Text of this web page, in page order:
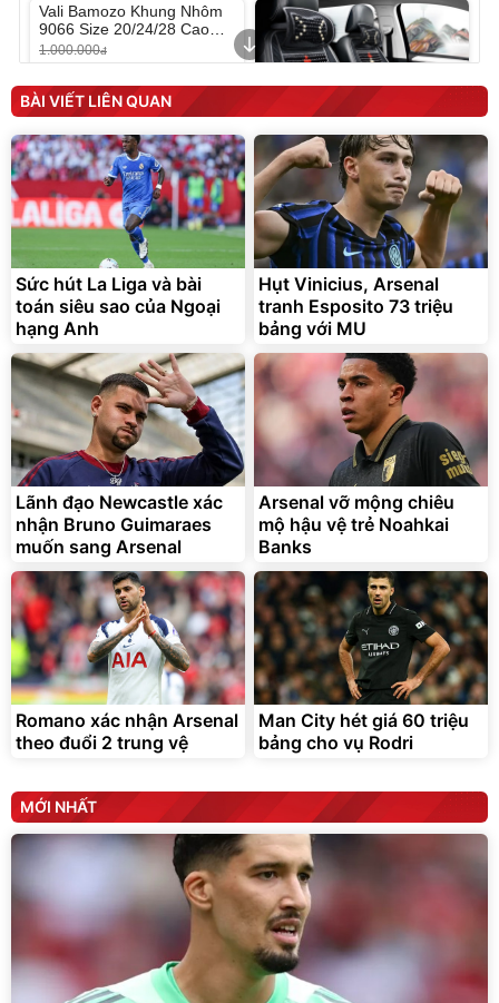
Vali Bamozo Khung Nhôm
9066 Size 20/24/28 Cao
Cấp
1.000.000đ
825.000
Flash Sale
Lót ghế ôtô, nâng lưng
chống nóng giúp thoải mái
trong di chuyển
295.000đ
Đã bán nhiều
BÀI VIẾT LIÊN QUAN
Sức hút La Liga và bài
toán siêu sao của Ngoại
hạng Anh
Hụt Vinicius, Arsenal
tranh Esposito 73 triệu
bảng với MU
Lãnh đạo Newcastle xác
nhận Bruno Guimaraes
muốn sang Arsenal
Arsenal vỡ mộng chiêu
mộ hậu vệ trẻ Noahkai
Banks
Romano xác nhận Arsenal
theo đuổi 2 trung vệ
Man City hét giá 60 triệu
bảng cho vụ Rodri
MỚI NHẤT